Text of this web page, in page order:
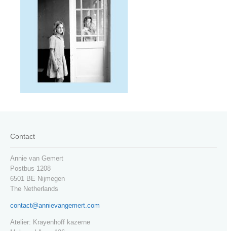
Contact
Annie van Gemert
Postbus 1208
6501 BE Nijmegen
The Netherlands
contact@annievangemert.com
Atelier: Krayenhoff kazerne